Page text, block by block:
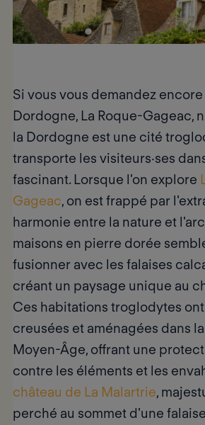
Si vous vous demandez encore
Dordogne, La Roque-Gageac,
la Dordogne est une cité
transporte les visiteurs·ses
fascinant. Lorsque l'on explore
Gageac, on est frappé par
harmonie entre la nature et
maisons en pierre dorée
fusionner avec les falaises
créant un paysage unique au
Ces habitations troglodytes
creusées et aménagées dans
Moyen-Âge, offrant une
contre les éléments et les
château de La Malartrie,
perché au sommet d'une